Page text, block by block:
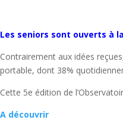
Les seniors sont ouverts à
Contrairement aux idées
portable, dont 38%
Cette 5e édition de
A découvrir